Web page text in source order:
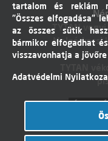
TYTAN
Molnárkocsi
tartalom és reklám
"Összes elfogadása"
az összes sütik
bármikor elfogadhat
visszavonhatja a
Adatvédelmi